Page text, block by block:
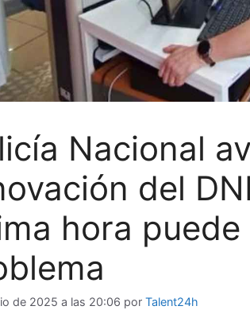
Nacional
del
hora
de 2025 a las 20:06 por Talent24h